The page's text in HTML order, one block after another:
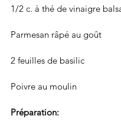
1/2 c. à thé de vinaigre
Parmesan râpé au goût
2 feuilles de basilic
Poivre au moulin
Préparation: